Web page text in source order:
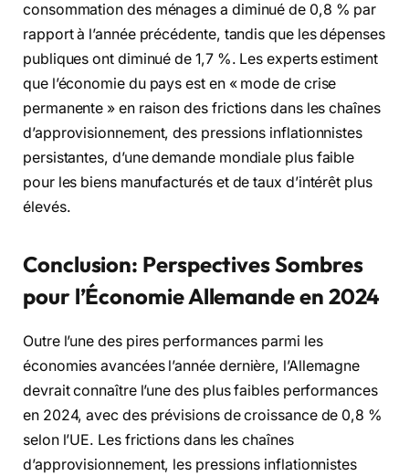
consommation des ménages a diminué de 0,8 % par
rapport à l’année précédente, tandis que les dépenses
publiques ont diminué de 1,7 %. Les experts estiment
que l’économie du pays est en « mode de crise
permanente » en raison des frictions dans les chaînes
d’approvisionnement, des pressions inflationnistes
persistantes, d’une demande mondiale plus faible
pour les biens manufacturés et de taux d’intérêt plus
élevés.
Conclusion: Perspectives Sombres
pour l’Économie Allemande en 2024
Outre l’une des pires performances parmi les
économies avancées l’année dernière, l’Allemagne
devrait connaître l’une des plus faibles performances
en 2024, avec des prévisions de croissance de 0,8 %
selon l’UE. Les frictions dans les chaînes
d’approvisionnement, les pressions inflationnistes